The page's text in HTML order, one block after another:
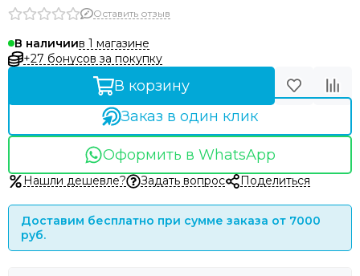
Оставить отзыв
В наличиив 1 магазине
+27 бонусов за покупку
В корзину
Заказ в один клик
Оформить в WhatsApp
Нашли дешевле? Задать вопрос Поделиться
Доставим бесплатно при сумме заказа от 7000
руб.